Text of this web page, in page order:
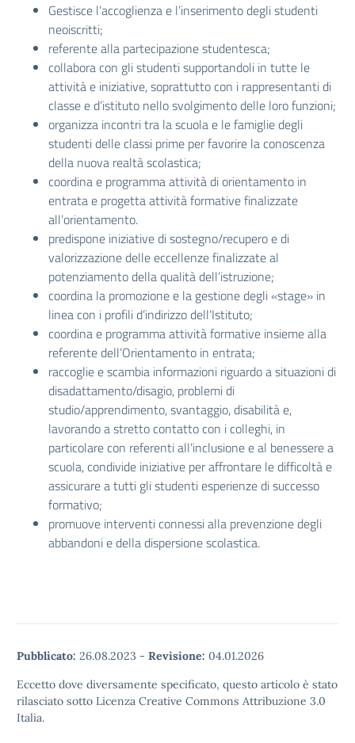
Gestisce l’accoglienza e l’inserimento degli studenti
neoiscritti;
referente alla partecipazione studentesca;
collabora con gli studenti supportandoli in tutte le
attività e iniziative, soprattutto con i rappresentanti di
classe e d’istituto nello svolgimento delle loro funzioni;
organizza incontri tra la scuola e le famiglie degli
studenti delle classi prime per favorire la conoscenza
della nuova realtà scolastica;
coordina e programma attività di orientamento in
entrata e progetta attività formative finalizzate
all’orientamento.
predispone iniziative di sostegno/recupero e di
valorizzazione delle eccellenze finalizzate al
potenziamento della qualità dell’istruzione;
coordina la promozione e la gestione degli «stage» in
linea con i profili d’indirizzo dell’Istituto;
coordina e programma attività formative insieme alla
referente dell’Orientamento in entrata;
raccoglie e scambia informazioni riguardo a situazioni di
disadattamento/disagio, problemi di
studio/apprendimento, svantaggio, disabilità e,
lavorando a stretto contatto con i colleghi, in
particolare con referenti all’inclusione e al benessere a
scuola, condivide iniziative per affrontare le difficoltà e
assicurare a tutti gli studenti esperienze di successo
formativo;
promuove interventi connessi alla prevenzione degli
abbandoni e della dispersione scolastica.
Pubblicato: 26.08.2023 - Revisione: 04.01.2026
Eccetto dove diversamente specificato, questo articolo è stato
rilasciato sotto Licenza Creative Commons Attribuzione 3.0
Italia.